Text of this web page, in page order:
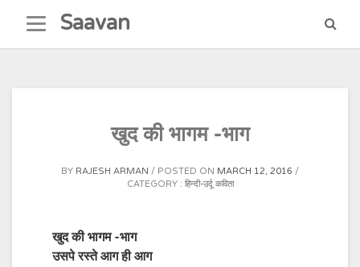
content
Saavan
खुद की भागम -भाग
BY RAJESH ARMAN POSTED ON MARCH 12, 2016
CATEGORY : हिन्दी-उर्दू कविता
खुद की भागम -भाग
उसपे रस्ते आग ही आग